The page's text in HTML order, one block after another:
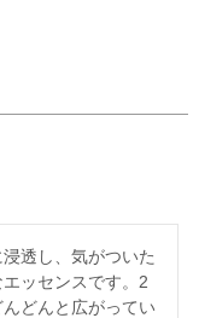
透し、気がついた
ッセンスです。2
どんと広がってい